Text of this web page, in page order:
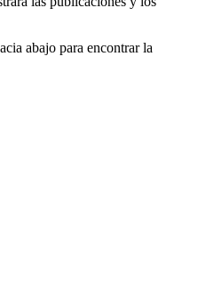
abajo para encontrar la